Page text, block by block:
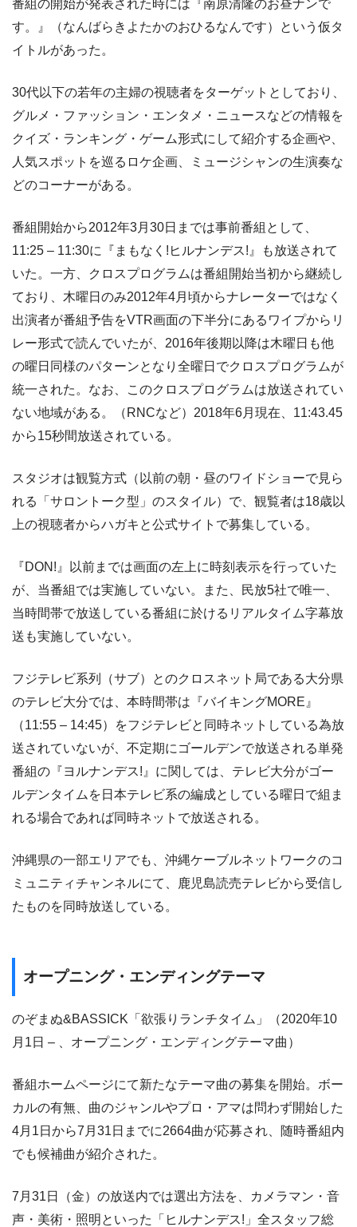
番組の開始が発表された時には『南原清隆のお昼ナンで
す。』（なんばらきよたかのおひるなんです）という仮タ
イトルがあった。
30代以下の若年の主婦の視聴者をターゲットとしており、
グルメ・ファッション・エンタメ・ニュースなどの情報を
クイズ・ランキング・ゲーム形式にして紹介する企画や、
人気スポットを巡るロケ企画、ミュージシャンの生演奏な
どのコーナーがある。
番組開始から2012年3月30日までは事前番組として、
11:25 – 11:30に『まもなく!ヒルナンデス!』も放送されて
いた。一方、クロスプログラムは番組開始当初から継続し
ており、木曜日のみ2012年4月頃からナレーターではなく
出演者が番組予告をVTR画面の下半分にあるワイプからリ
レー形式で読んでいたが、2016年後期以降は木曜日も他
の曜日同様のパターンとなり全曜日でクロスプログラムが
統一された。なお、このクロスプログラムは放送されてい
ない地域がある。（RNCなど）2018年6月現在、11:43.45
から15秒間放送されている。
スタジオは観覧方式（以前の朝・昼のワイドショーで見ら
れる「サロントーク型」のスタイル）で、観覧者は18歳以
上の視聴者からハガキと公式サイトで募集している。
『DON!』以前までは画面の左上に時刻表示を行っていた
が、当番組では実施していない。また、民放5社で唯一、
当時間帯で放送している番組に於けるリアルタイム字幕放
送も実施していない。
フジテレビ系列（サブ）とのクロスネット局である大分県
のテレビ大分では、本時間帯は『バイキングMORE』
（11:55 – 14:45）をフジテレビと同時ネットしている為放
送されていないが、不定期にゴールデンで放送される単発
番組の『ヨルナンデス!』に関しては、テレビ大分がゴー
ルデンタイムを日本テレビ系の編成としている曜日で組ま
れる場合であれば同時ネットで放送される。
沖縄県の一部エリアでも、沖縄ケーブルネットワークのコ
ミュニティチャンネルにて、鹿児島読売テレビから受信し
たものを同時放送している。
オープニング・エンディングテーマ
のぞまぬ&BASSICK「欲張りランチタイム」（2020年10
月1日 – 、オープニング・エンディングテーマ曲）
番組ホームページにて新たなテーマ曲の募集を開始。ボー
カルの有無、曲のジャンルやプロ・アマは問わず開始した
4月1日から7月31日までに2664曲が応募され、随時番組内
でも候補曲が紹介された。
7月31日（金）の放送内では選出方法を、カメラマン・音
声・美術・照明といった「ヒルナンデス!」全スタッフ総